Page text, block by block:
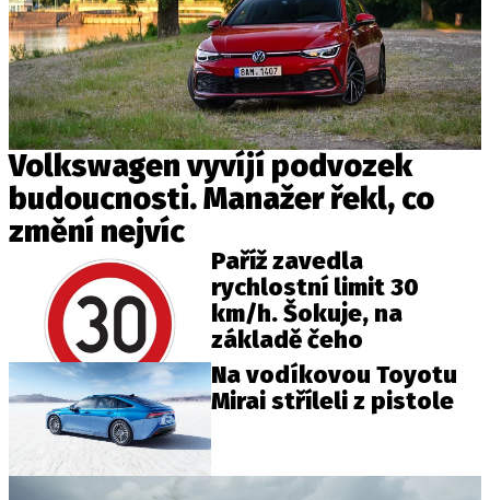
Volkswagen vyvíjí podvozek
budoucnosti. Manažer řekl, co
změní nejvíc
Paříž zavedla
rychlostní limit 30
km/h. Šokuje, na
základě čeho
Na vodíkovou Toyotu
Mirai stříleli z pistole